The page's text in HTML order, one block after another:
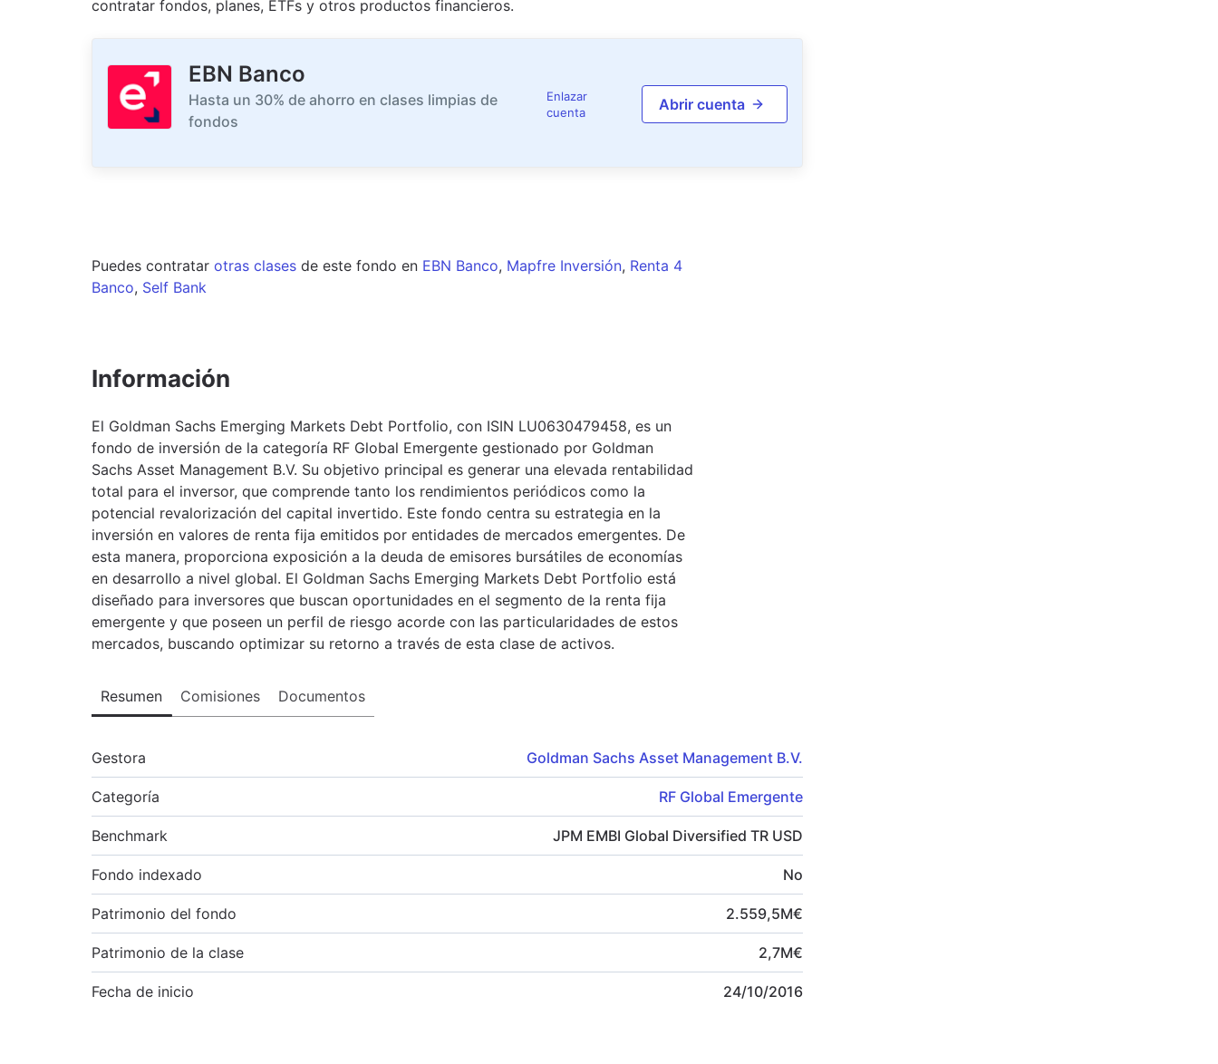
contratar fondos, planes, ETFs y otros productos financieros.
EBN Banco
Hasta un 30% de ahorro en clases limpias de
fondos
Enlazar
cuenta
Abrir cuenta
Puedes contratar otras clases de este fondo en EBN Banco, Mapfre Inversión, Renta 4
Banco, Self Bank
Información
El Goldman Sachs Emerging Markets Debt Portfolio, con ISIN LU0630479458, es un
fondo de inversión de la categoría RF Global Emergente gestionado por Goldman
Sachs Asset Management B.V. Su objetivo principal es generar una elevada rentabilidad
total para el inversor, que comprende tanto los rendimientos periódicos como la
potencial revalorización del capital invertido. Este fondo centra su estrategia en la
inversión en valores de renta fija emitidos por entidades de mercados emergentes. De
esta manera, proporciona exposición a la deuda de emisores bursátiles de economías
en desarrollo a nivel global. El Goldman Sachs Emerging Markets Debt Portfolio está
diseñado para inversores que buscan oportunidades en el segmento de la renta fija
emergente y que poseen un perfil de riesgo acorde con las particularidades de estos
mercados, buscando optimizar su retorno a través de esta clase de activos.
Resumen Comisiones Documentos
Gestora Goldman Sachs Asset Management B.V.
Categoría RF Global Emergente
Benchmark JPM EMBI Global Diversified TR USD
Fondo indexado No
Patrimonio del fondo 2.559,5M€
Patrimonio de la clase 2,7M€
Fecha de inicio 24/10/2016